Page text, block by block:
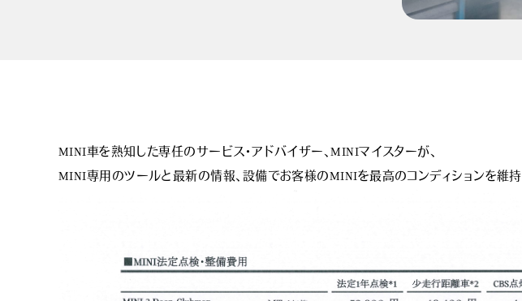
MINI車を熟知した専任のサービス・アドバイザー、MINIマイスターが、
MINI専用のツールと最新の情報、設備でお客様のMINIを最高のコンディションを維持